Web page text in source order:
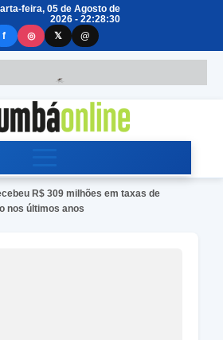
feira, 05 de Agosto de
2026 - 22:28:31
f
◎ 𝕏 @
R$ 309 milhões em taxas de
nos últimos anos